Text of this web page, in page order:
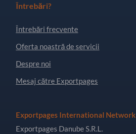
Întrebări?
Întrebări frecvente
Oferta noastră de servicii
Despre noi
Mesaj către Exportpages
Exportpages International Network
Exportpages Danube S.R.L.